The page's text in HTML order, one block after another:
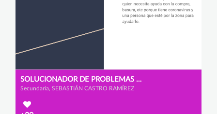
SOLUCIONADOR DE PROBLEMAS COVID
Secundaria, SEBASTIÁN CASTRO RAMÍREZ